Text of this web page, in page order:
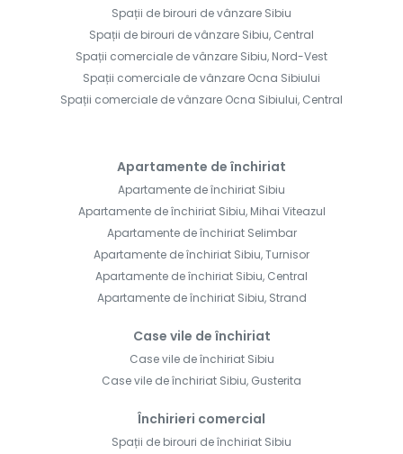
Spații de birouri de vânzare Sibiu
Spații de birouri de vânzare Sibiu, Central
Spații comerciale de vânzare Sibiu, Nord-Vest
Spații comerciale de vânzare Ocna Sibiului
Spații comerciale de vânzare Ocna Sibiului, Central
Apartamente de închiriat
Apartamente de închiriat Sibiu
Apartamente de închiriat Sibiu, Mihai Viteazul
Apartamente de închiriat Selimbar
Apartamente de închiriat Sibiu, Turnisor
Apartamente de închiriat Sibiu, Central
Apartamente de închiriat Sibiu, Strand
Case vile de închiriat
Case vile de închiriat Sibiu
Case vile de închiriat Sibiu, Gusterita
Închirieri comercial
Spații de birouri de închiriat Sibiu